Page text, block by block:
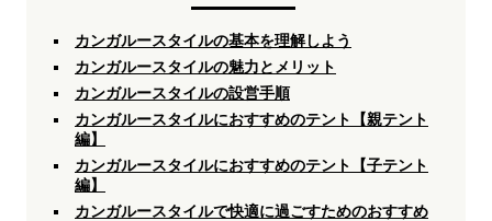
カンガルースタイルの基本を理解しよう
カンガルースタイルの魅力とメリット
カンガルースタイルの設営手順
カンガルースタイルにおすすめのテント【親テント
編】
カンガルースタイルにおすすめのテント【子テント
編】
カンガルースタイルで快適に過ごすためのおすすめ